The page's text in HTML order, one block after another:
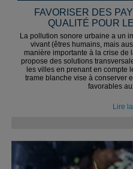
FAVORISER DES
QUALITÉ POUR
La pollution sonore urbaine a un
vivant (êtres humains, mais
manière importante à la crise de
propose des solutions
les villes en prenant en compte
trame blanche vise à conserver
favorables
Lire